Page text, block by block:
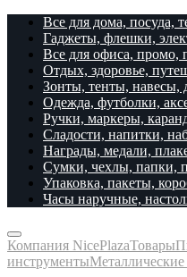
Все для дома, посуда,
Гаджеты, флешки,
Все для офиса, промо,
Отдых, здоровье,
Зонты, тенты, навесы,
Одежда, футболки,
Ручки, маркеры,
Сладости, напитки,
Награды, медали,
Сумки, чехлы, папки,
Упаковка, пакеты,
Часы наручные,
Компания NicePlazaТовары
инструментыМеталлические